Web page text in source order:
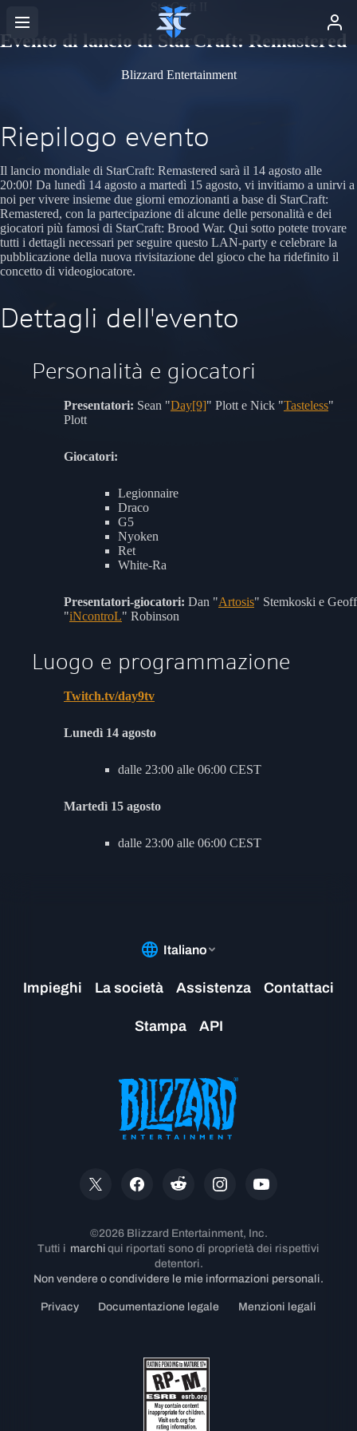
StarCraft II
Evento di lancio di StarCraft: Remastered
Blizzard Entertainment
Riepilogo evento
Il lancio mondiale di StarCraft: Remastered sarà il 14 agosto alle
20:00! Da lunedì 14 agosto a martedì 15 agosto, vi invitiamo a unirvi a
noi per vivere insieme due giorni emozionanti a base di StarCraft:
Remastered, con la partecipazione di alcune delle personalità e dei
giocatori più famosi di StarCraft: Brood War. Qui sotto potete trovare
tutti i dettagli necessari per seguire questo LAN-party e celebrare la
pubblicazione della nuova rivisitazione del gioco che ha ridefinito il
concetto di videogiocatore.
Dettagli dell'evento
Personalità e giocatori
Presentatori: Sean "Day[9]" Plott e Nick "Tasteless"
Plott
Giocatori:
Legionnaire
Draco
G5
Nyoken
Ret
White-Ra
Presentatori-giocatori: Dan "Artosis" Stemkoski e Geoff
"iNcontroL" Robinson
Luogo e programmazione
Twitch.tv/day9tv
Lunedì 14 agosto
dalle 23:00 alle 06:00 CEST
Martedì 15 agosto
dalle 23:00 alle 06:00 CEST